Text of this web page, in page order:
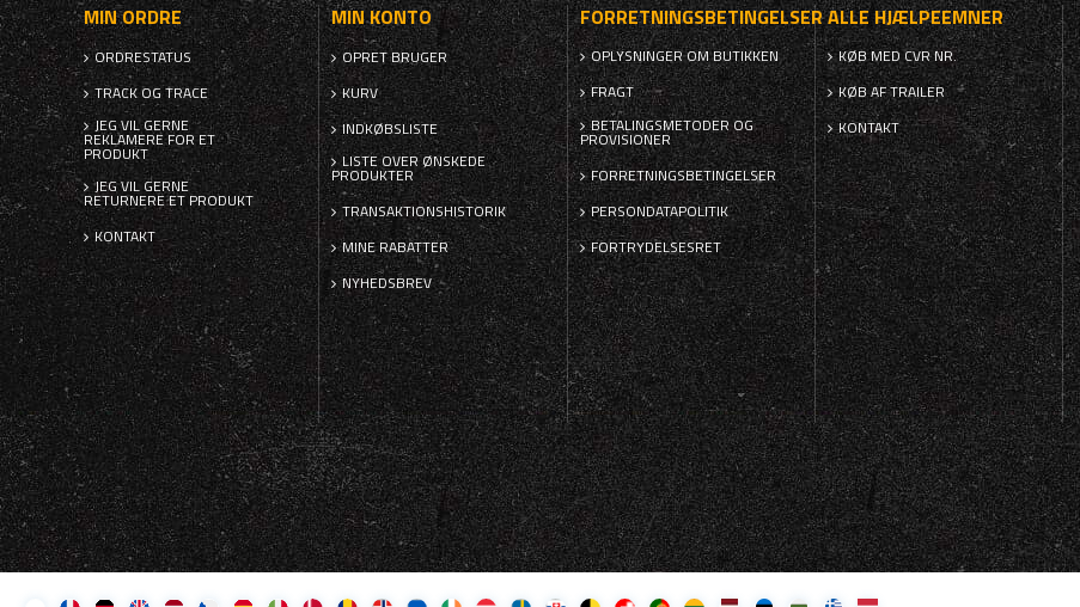
MIN ORDRE
ORDRESTATUS
TRACK OG TRACE
JEG VIL GERNE
REKLAMERE FOR ET
PRODUKT
JEG VIL GERNE
RETURNERE ET PRODUKT
KONTAKT
MIN KONTO
OPRET BRUGER
KURV
INDKØBSLISTE
LISTE OVER ØNSKEDE
PRODUKTER
TRANSAKTIONSHISTORIK
MINE RABATTER
NYHEDSBREV
FORRETNINGSBETINGELSER
OPLYSNINGER OM BUTIKKEN
FRAGT
BETALINGSMETODER OG
PROVISIONER
FORRETNINGSBETINGELSER
PERSONDATAPOLITIK
FORTRYDELSESRET
ALLE HJÆLPEEMNER
KØB MED CVR NR.
KØB AF TRAILER
KONTAKT